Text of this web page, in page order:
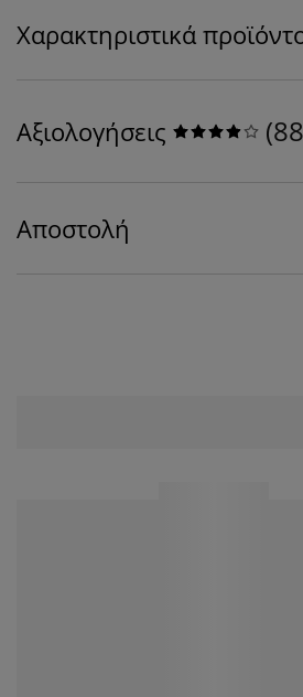
Χαρακτηριστικά
Αξιολογήσεις (88
Αποστολή